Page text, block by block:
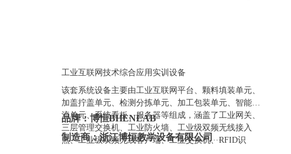
工业互联网技术综合应用实训设备
该套系统设备主要由工业互联网平台、颗料填装单元、
加盖拧盖单元、检测分拣单元、加工包装单元、智能物
流单元、系统看板、服务器等组成，涵盖了工业网关、
三层管理交换机、工业防火墙、工业级双频无线接入
点、工业级双频无线客户端、工业交换机、RFID识
品牌：博恒BHENLAB
制造商：浙江博恒教学设备有限公司